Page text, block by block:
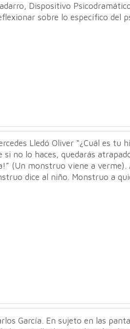
Dispositivo
sobre lo específico del
Lledó Oliver “¿Cuál es tu
si no lo haces, quedarás
(Un monstruo viene a verme).
dice al niño. Monstruo a
García. En sujeto en las